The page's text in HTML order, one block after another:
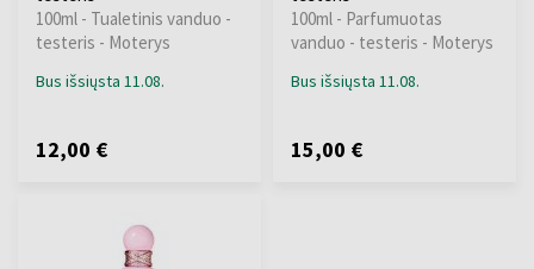
100ml - Tualetinis vanduo -
testeris - Moterys
Bus išsiųsta 11.08.
12,00 €
100ml - Parfumuotas
vanduo - testeris - Moterys
Bus išsiųsta 11.08.
15,00 €